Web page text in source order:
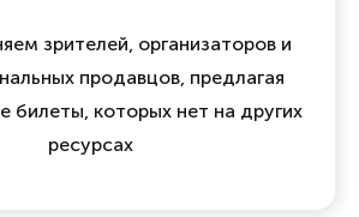
зрителей, организаторов и
продавцов, предлагая
билеты, которых нет на других
ресурсах